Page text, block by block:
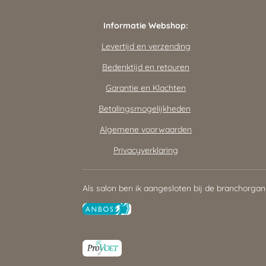
Informatie Webshop:
Levertijd en verzending
Bedenktijd en retouren
Garantie en Klachten
Betalingsmogelijkheden
Algemene voorwaarden
Privacyverklaring
Als salon ben ik aangesloten bij de